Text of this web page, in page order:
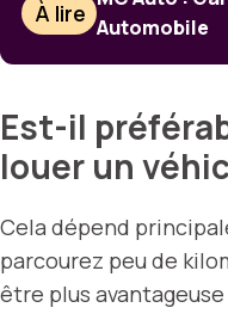
À lire Automobile
Est-il
louer un
Cela dépend
parcourez peu de
être plus